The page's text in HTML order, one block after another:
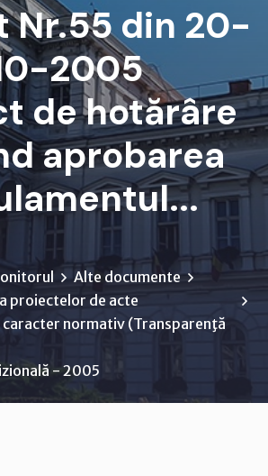
Nr.55 din 20-
2005
de hotărâre
aprobarea
Alte documente
proiectelor de acte
normativ (Transparenţă
- 2005